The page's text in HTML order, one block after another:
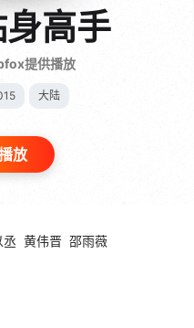
高手
提供播放
大陆
放
丞 黄伟晋 邵雨薇